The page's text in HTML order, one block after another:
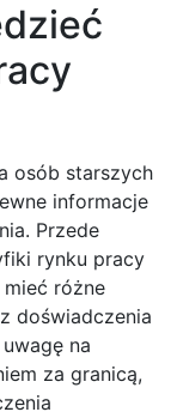
osób starszych
informacje
Przede
rynku pracy
różne
doświadczenia
na
za granicą,